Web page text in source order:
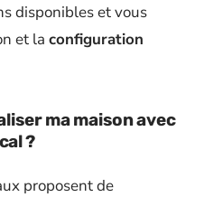
disponibles et vous
et la configuration
ma maison avec
?
proposent de